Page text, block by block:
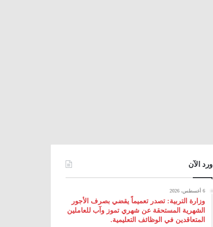
ورد الآن
6 أغسطس، 2026
وزارة التربية: تصدر تعميماً يقضي بصرف الأجور
الشهرية المستحقة عن شهري تموز وآب للعاملين
المتعاقدين في الوظائف التعليمية.